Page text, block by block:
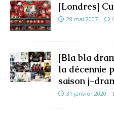
[Londres]
28 mai 2007
[Bla bla
la décennie
saison j-
31 janvier 2020